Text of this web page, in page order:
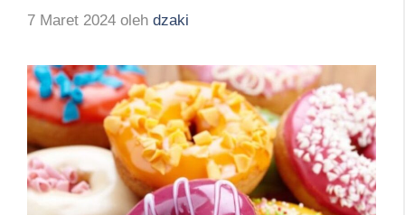
7 Maret 2024 oleh dzaki